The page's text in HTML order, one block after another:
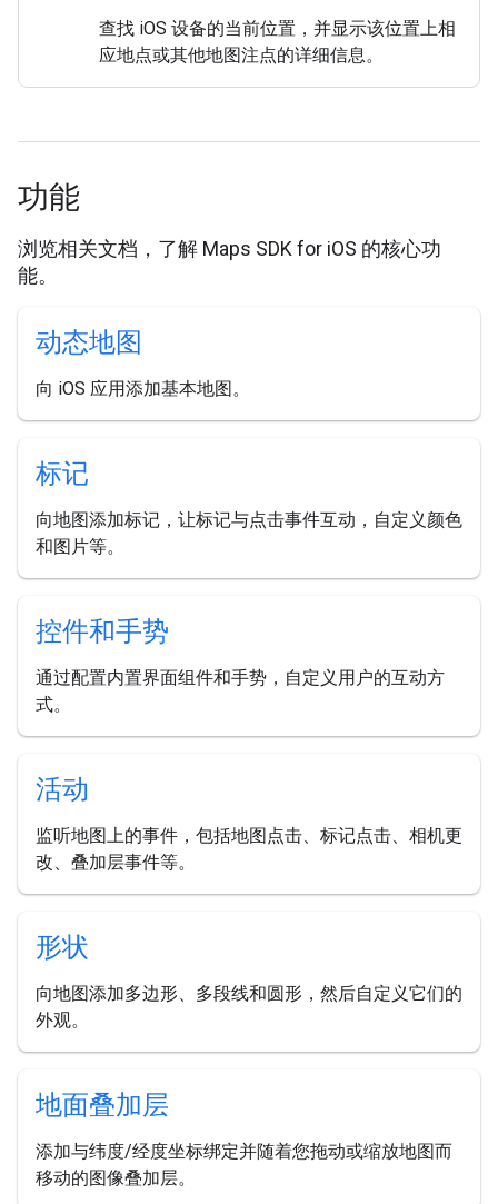
查找 iOS 设备的当前位置，并显示该位置上相
应地点或其他地图注点的详细信息。
功能
浏览相关文档，了解 Maps SDK for iOS 的核心功
能。
动态地图
向 iOS 应用添加基本地图。
标记
向地图添加标记，让标记与点击事件互动，自定义颜色
和图片等。
控件和手势
通过配置内置界面组件和手势，自定义用户的互动方
式。
活动
监听地图上的事件，包括地图点击、标记点击、相机更
改、叠加层事件等。
形状
向地图添加多边形、多段线和圆形，然后自定义它们的
外观。
地面叠加层
添加与纬度/经度坐标绑定并随着您拖动或缩放地图而
移动的图像叠加层。